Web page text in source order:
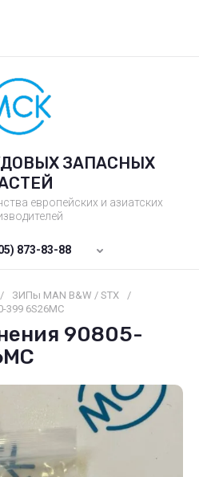
ЗАПАСНЫХ
европейских и азиатских
873-83-88
/ ЗИПы MAN B&W / STX
/
399 6S26MC
90805-